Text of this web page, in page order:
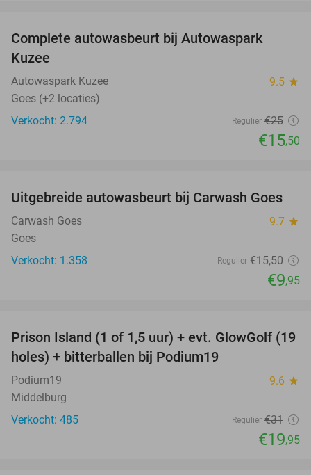
Complete autowasbeurt bij Autowaspark
Kuzee
Autowaspark Kuzee 9.5 star
Goes (+2 locaties)
Verkocht: 2.794
Regulier €25
€15,50
36%
Uitgebreide autowasbeurt bij Carwash Goes
Carwash Goes 9.7 star
Goes
Verkocht: 1.358
Regulier €15,50
€9,95
36%
Prison Island (1 of 1,5 uur) + evt. GlowGolf (19
holes) + bitterballen bij Podium19
Podium19 9.6 star
Middelburg
Verkocht: 485
Regulier €31
€19,95